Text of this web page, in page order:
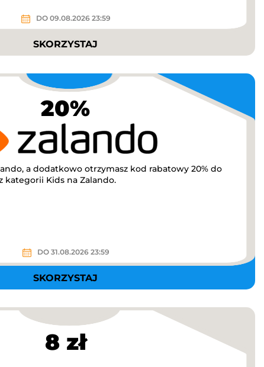
DO 09.08.2026 23:59
SKORZYSTAJ
20%
a dodatkowo otrzymasz kod rabatowy 20% do
kategorii Kids na Zalando.
DO 31.08.2026 23:59
SKORZYSTAJ
8 zł